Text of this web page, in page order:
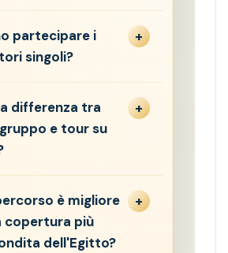
partecipare i
singoli?
differenza tra
e tour su
è migliore
copertura più
dell'Egitto?